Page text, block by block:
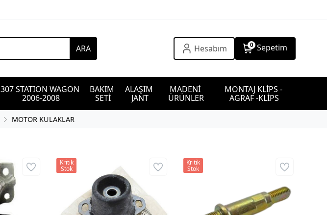
ARA Hesabım 0 Sepetim
307 STATION WAGON
2006-2008
BAKIM
SETİ
ALAŞIM
JANT
MADENİ
ÜRÜNLER
MONTAJ KLİPS -
AGRAF -KLİPS
MOTOR KULAKLAR
Kritik
Stok
Kritik
Stok